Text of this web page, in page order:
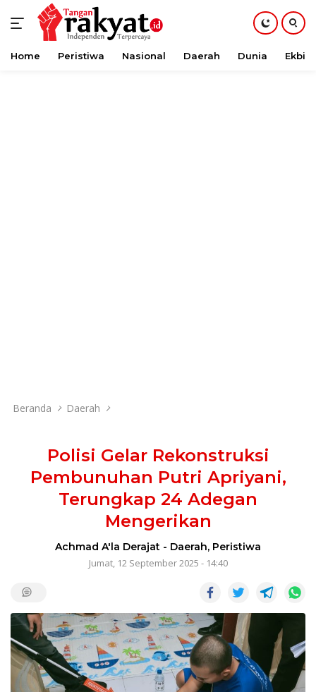
Langsung
Home Peristiwa Nasional Daerah Dunia Ekbis
Beranda Daerah
Polisi Gelar Rekonstruksi
Pembunuhan Putri Apriyani,
Terungkap 24 Adegan
Mengerikan
Achmad A'la Derajat - Daerah, Peristiwa
Jumat, 12 September 2025 - 14:40